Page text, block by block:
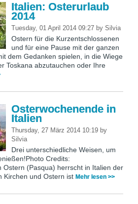
Italien: Osterurlaub
2014
Tuesday, 01 April 2014 09:27 by Silvia
Ostern für die Kurzentschlossenen
und für eine Pause mit der ganzen
dem Gedanken spielen, in die Wiege
Toskana abzutauchen oder Ihre
Osterwochenende in
Italien
Thursday, 27 März 2014 10:19 by
Silvia
Drei unterschiedliche Weisen, um
Credits:
Ostern (Pasqua) herrscht in Italien der
Kirchen und Ostern ist Mehr lesen >>